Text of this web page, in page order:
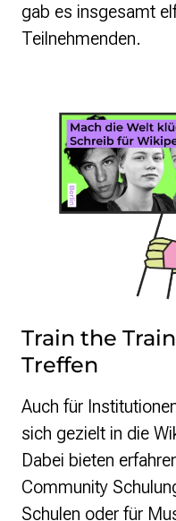
gab es insgesamt
Teilnehmenden.
Train the
Treffen
Auch für
sich gezielt in die
Dabei bieten
Community
Schulen oder für